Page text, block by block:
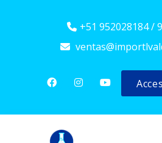
+51 952028184 /